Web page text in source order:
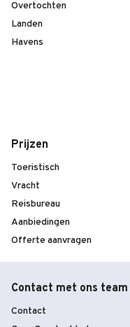
Overtochten
Landen
Havens
Prijzen
Toeristisch
Vracht
Reisbureau
Aanbiedingen
Offerte aanvragen
Contact met ons team
Contact